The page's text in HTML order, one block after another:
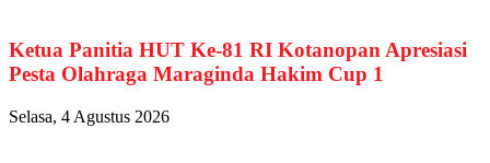
Ketua Panitia HUT Ke-81 RI Kotanopan Apresiasi
Pesta Olahraga Maraginda Hakim Cup 1
Selasa, 4 Agustus 2026